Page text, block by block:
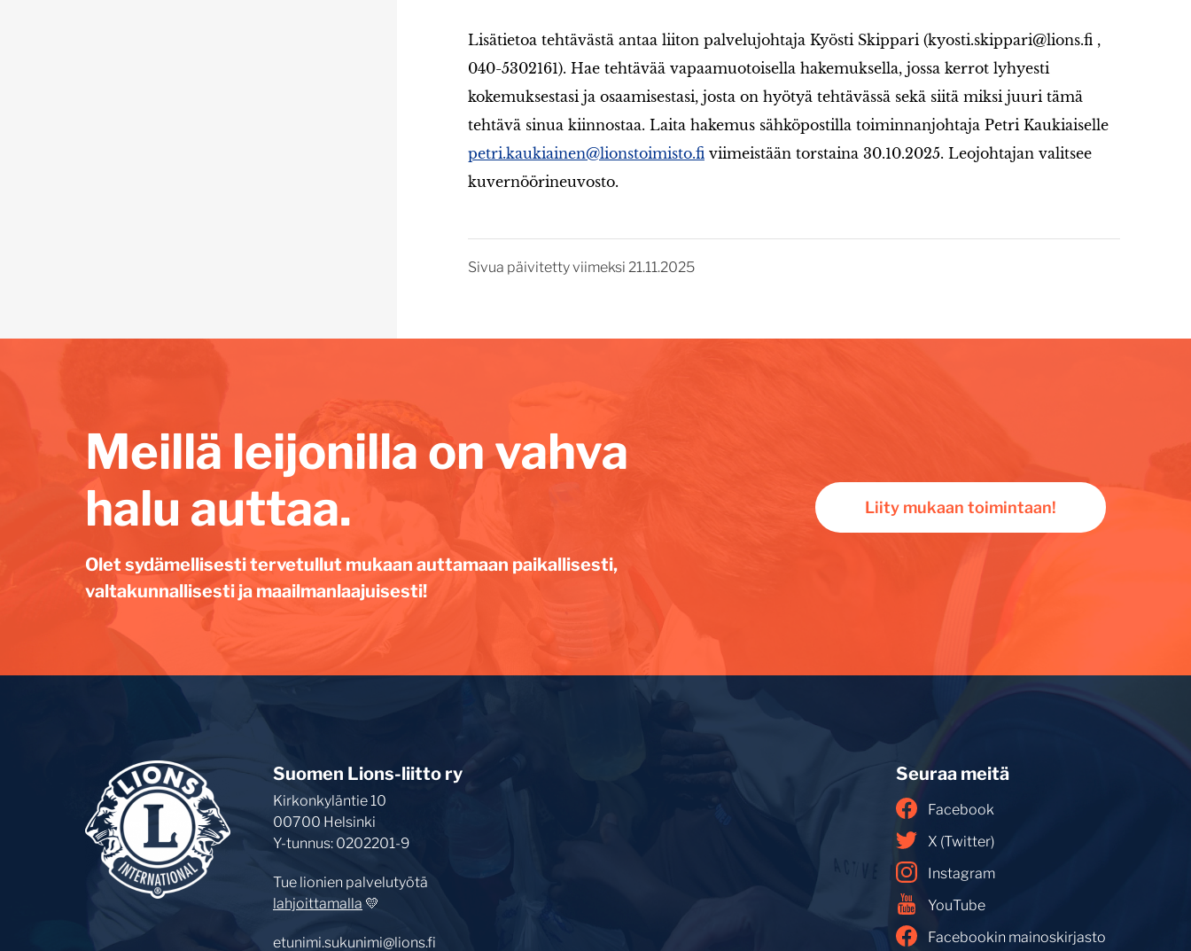
Lisätietoa tehtävästä antaa liiton palvelujohtaja Kyösti Skippari (kyosti.skippari@lions.fi ,
040-5302161). Hae tehtävää vapaamuotoisella hakemuksella, jossa kerrot lyhyesti
kokemuksestasi ja osaamisestasi, josta on hyötyä tehtävässä sekä siitä miksi juuri tämä
tehtävä sinua kiinnostaa. Laita hakemus sähköpostilla toiminnanjohtaja Petri Kaukiaiselle
petri.kaukiainen@lionstoimisto.fi viimeistään torstaina 30.10.2025. Leojohtajan valitsee
kuvernöörineuvosto.
Sivua päivitetty viimeksi 21.11.2025
Meillä leijonilla on vahva
halu auttaa.
Olet sydämellisesti tervetullut mukaan auttamaan paikallisesti,
valtakunnallisesti ja maailmanlaajuisesti!
Liity mukaan toimintaan!
Suomen Lions-liitto ry
Kirkonkyläntie 10
00700 Helsinki
Y-tunnus: 0202201-9
Tue lionien palvelutyötä
lahjoittamalla 💛
etunimi.sukunimi@lions.fi
Seuraa meitä
Facebook
X (Twitter)
Instagram
YouTube
Facebookin mainoskirjasto